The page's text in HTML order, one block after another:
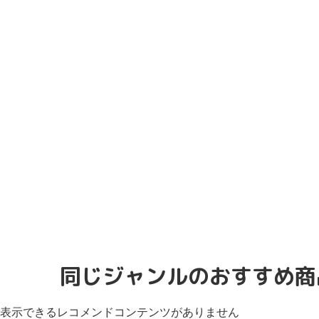
同じジャンルのおすすめ
表示できるレコメンドコンテンツがありません